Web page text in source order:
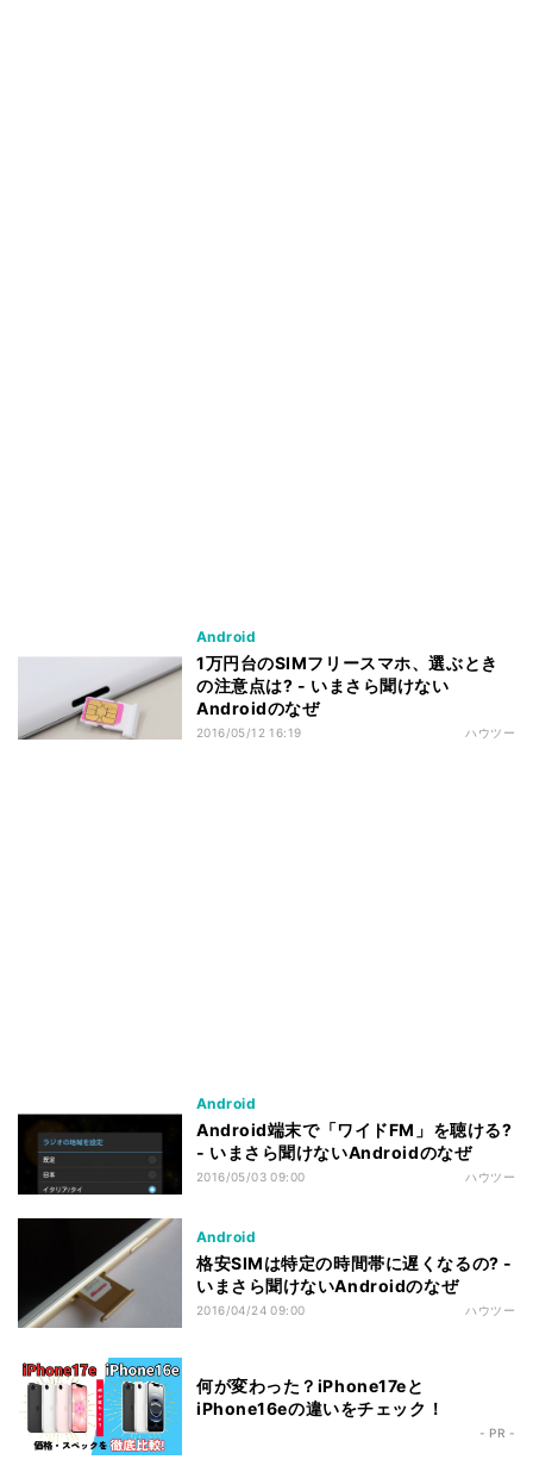
Android
1万円台のSIMフリースマホ、選ぶとき
の注意点は? - いまさら聞けない
Androidのなぜ
2016/05/12 16:19 ハウツー
Android
Android端末で「ワイドFM」を聴ける?
- いまさら聞けないAndroidのなぜ
2016/05/03 09:00 ハウツー
Android
格安SIMは特定の時間帯に遅くなるの? -
いまさら聞けないAndroidのなぜ
2016/04/24 09:00 ハウツー
何が変わった？iPhone17eと
iPhone16eの違いをチェック！
- PR -